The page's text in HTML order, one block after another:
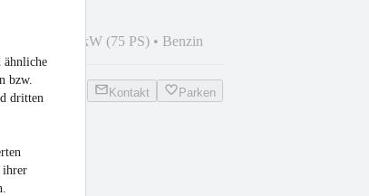
ähnliche
bzw.
dritten
ihrer
55 kW (75 PS) • Benzin
Kontakt Parken